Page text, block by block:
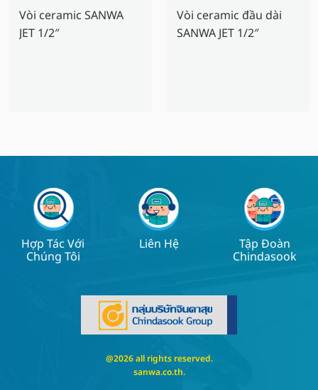
Vòi ceramic SANWA
JET 1/2″
Vòi ceramic đầu dài
SANWA JET 1/2″
Hợp Tác Với
Chúng Tôi
Liên Hệ Tập Đoàn
Chindasook
@2026 all rights reserved.
sanwa.co.th.